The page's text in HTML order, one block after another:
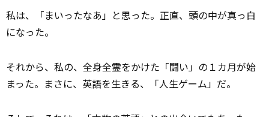
私は、「まいったなあ」と思った。正直、頭の中が真っ白
になった。
それから、私の、全身全霊をかけた「闘い」の１カ月が始
まった。まさに、英語を生きる、「人生ゲーム」だ。